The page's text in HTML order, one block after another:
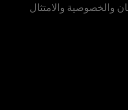
الذكية
والخصوصية والامتثال